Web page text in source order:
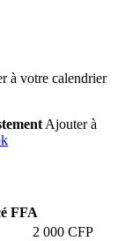
à votre calendrier
Ajouter à
FFA
2 000 CFP